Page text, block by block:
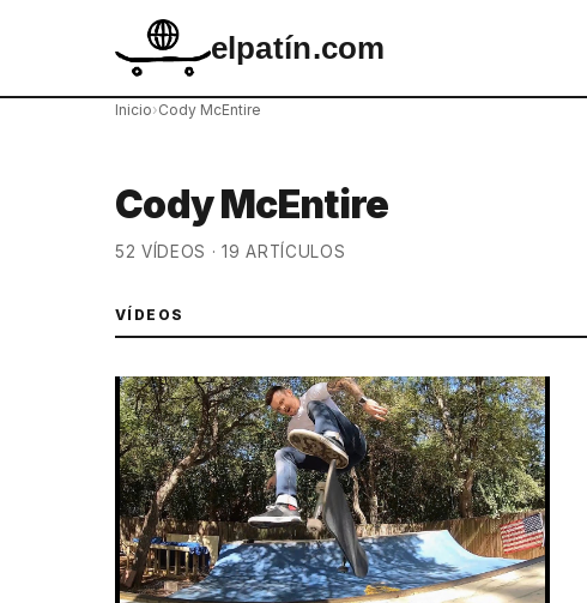
elpatín.com
Inicio›Cody McEntire
Cody McEntire
52 VÍDEOS · 19 ARTÍCULOS
VÍDEOS